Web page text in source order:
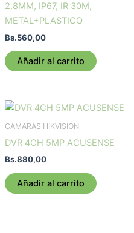
2.8MM, IP67, IR 30M,
METAL+PLASTICO
Bs.560,00
Añadir al carrito
CAMARAS HIKVISION
DVR 4CH 5MP ACUSENSE
Bs.880,00
Añadir al carrito